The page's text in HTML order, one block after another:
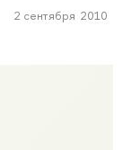
2 сентября 2010